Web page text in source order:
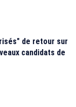
de retour sur
candidats de